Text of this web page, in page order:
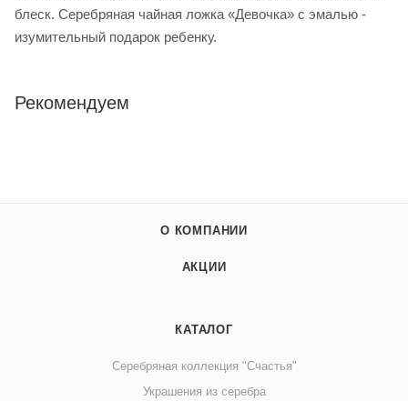
блеск. Серебряная чайная ложка «Девочка» с эмалью -
изумительный подарок ребенку.
Рекомендуем
О КОМПАНИИ
АКЦИИ
КАТАЛОГ
Серебряная коллекция "Счастья"
Украшения из серебра